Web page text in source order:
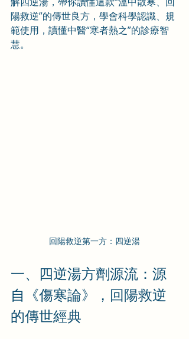
陽救逆”的傳世良方，學會科學認識、規
範使用，讀懂中醫“寒者熱之”的診療智
慧。
回陽救逆第一方：四逆湯
一、四逆湯方劑源流：源
自《傷寒論》，回陽救逆
的傳世經典